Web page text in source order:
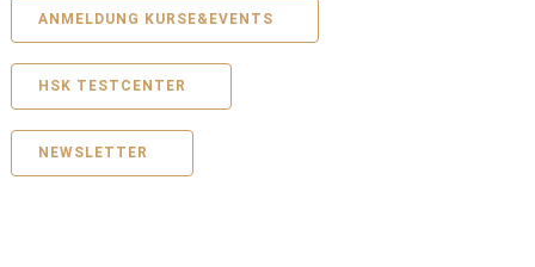
ANMELDUNG KURSE&EVENTS
HSK TESTCENTER
NEWSLETTER